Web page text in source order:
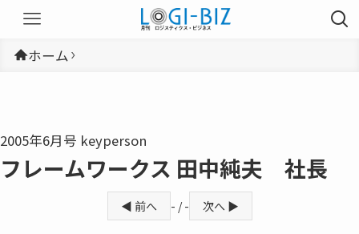
ホーム
2005年6月号 keyperson
フレームワークス 田中純夫 社長
◀ 前へ - / - 次へ ▶